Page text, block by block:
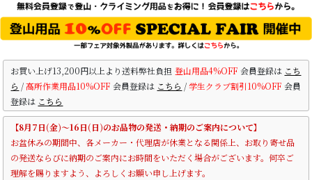
お買い上げ13,200円以上より送料弊社負担 登山用品4%OFF 会員登録は こち
ら /高所作業用品10%OFF 会員登録は こちら /学生クラブ割引10%OFF 会員
登録は こちら
【8月7日(金)～16日(日)のお品物の発送・納期のご案内について】
お盆休みの期間中、各メーカー・代理店が休業となる関係上、お取り寄せ品
の発送ならびに納期のご案内にお時間をいただく場合がございます。何卒ご
理解を賜りますよう、よろしくお願い申し上げます。